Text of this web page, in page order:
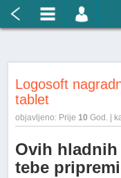
Logosoft
tablet
objavljeno: Prije10 God. |
Ovih
tebe